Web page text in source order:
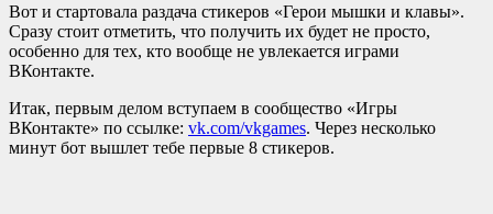
Вот и стартовала раздача стикеров «Герои мышки и клавы».
Сразу стоит отметить, что получить их будет не просто,
особенно для тех, кто вообще не увлекается играми
ВКонтакте.
Итак, первым делом вступаем в сообщество «Игры
ВКонтакте» по ссылке: vk.com/vkgames. Через несколько
минут бот вышлет тебе первые 8 стикеров.